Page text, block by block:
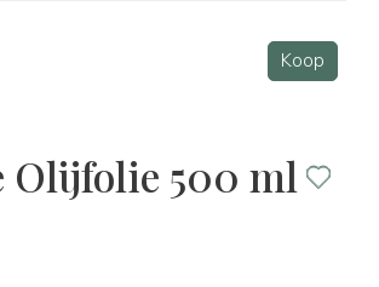
Koop
Olijfolie 500 ml